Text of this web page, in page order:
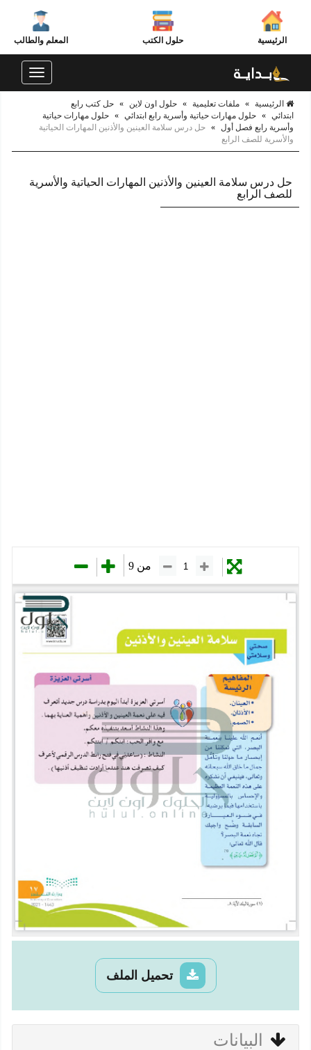
الرئيسية حلول الكتب المعلم والطالب
Toggle
الرئيسية » ملفات تعليمية » حلول اون لاين » حل كتب رابع
ابتدائي » حلول مهارات حياتية وأسرية رابع ابتدائي » حلول مهارات حياتية
وأسرية رابع فصل أول » حل درس سلامة العينين والأذنين المهارات الحياتية
والأسرية للصف الرابع
حل درس سلامة العينين والأذنين المهارات الحياتية والأسرية
للصف الرابع
تحميل الملف
البيانات